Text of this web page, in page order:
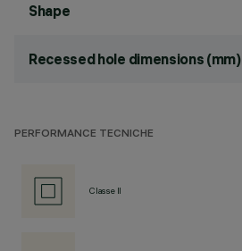
Shape
Recessed hole dimensions (mm)
PERFORMANCE TECNICHE
Classe II